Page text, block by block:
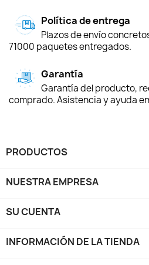
Política de entrega
Plazos de envío
71000 paquetes entregados.
Garantía
Garantía del producto,
comprado. Asistencia y ayuda
PRODUCTOS
NUESTRA EMPRESA
SU CUENTA
INFORMACIÓN DE LA TIENDA